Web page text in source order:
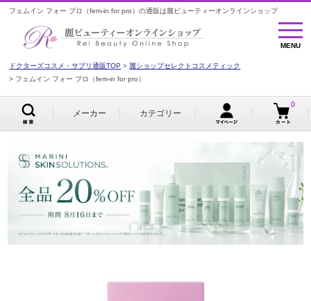
フェムイン フォー プロ（fem-in for pro）の通販は麗ビューティーオンラインショップ
MENU
MENU
ドクターズコスメ・サプリ通販TOP
麗ショップセレクトコスメティック
フェムイン フォー プロ（fem-in for pro）
メーカー カテゴリー
0